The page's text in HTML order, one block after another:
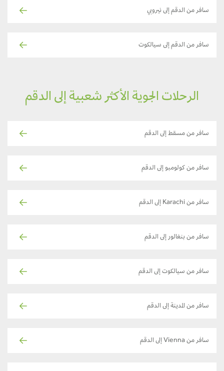
سافر من الدقم إلى نيروبي
سافر من الدقم إلى سيالكوت
الرحلات الجوية الأكثر شعبية إلى الدقم
سافر من مسقط إلى الدقم
سافر من كولومبو إلى الدقم
سافر من Karachi إلى الدقم
سافر من بنغالور إلى الدقم
سافر من سيالكوت إلى الدقم
سافر من المدينة إلى الدقم
سافر من Vienna إلى الدقم